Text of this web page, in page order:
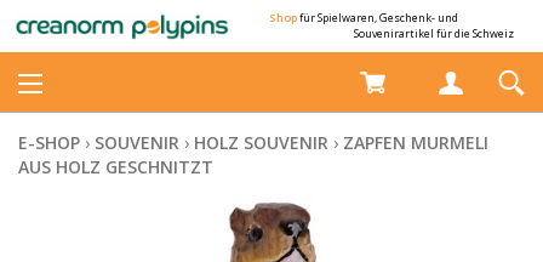
Shopfür Spielwaren, Geschenk- und
Souvenirartikel für die Schweiz
E-SHOP › SOUVENIR › HOLZ SOUVENIR › ZAPFEN MURMELI
AUS HOLZ GESCHNITZT